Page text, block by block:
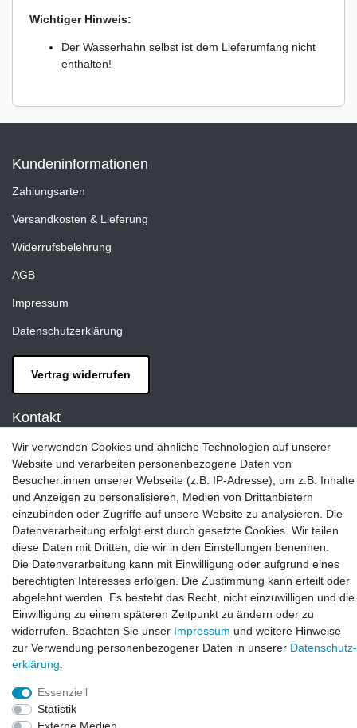
Wichtiger Hinweis:
Der Wasserhahn selbst ist dem Lieferumfang nicht
enthalten!
Kundeninformationen
Zahlungsarten
Versandkosten & Lieferung
Widerrufsbelehrung
AGB
Impressum
Datenschutzerklärung
Vertrag widerrufen
Kontakt
LAXARA:
Zeppelinstraße 4, 89604 Allmendingen, Deutschland
info@laxara.de
E-mail:
info@bluewater-armaturen.de
Öffnungszeiten:
Mo - Fr 10:00 - 12:00 Uhr
Mo - Fr 13:00 - 15:00 Uhr
Wir verwenden Cookies und ähnliche Technologien auf unserer
Website und verarbeiten personenbezogene Daten von
Besucher:innen unserer Webseite (z.B. IP-Adresse), um z.B. Inhalte
und Anzeigen zu personalisieren, Medien von Drittanbietern
einzubinden oder Zugriffe auf unsere Website zu analysieren. Die
Datenverarbeitung erfolgt erst durch gesetzte Cookies. Wir teilen
diese Daten mit Dritten, die wir in den Einstellungen benennen.
Die Datenverarbeitung kann mit Einwilligung oder aufgrund eines
berechtigten Interesses erfolgen. Die Zustimmung kann erteilt oder
abgelehnt werden. Es besteht das Recht, nicht einzuwilligen und die
Einwilligung zu einem späteren Zeitpunkt zu ändern oder zu
widerrufen. Beachten Sie unser Impressum und weitere Hinweise
zur Verwendung personenbezogener Daten in unserer Daten­schutz­
erklärung
Essenziell
Statistik